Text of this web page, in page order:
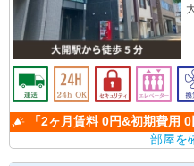
「2ヶ月賃料 0円&初期費用
部屋を